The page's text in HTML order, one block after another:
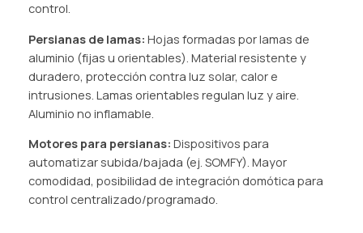
control.
Persianas de lamas: Hojas formadas por lamas de
aluminio (fijas u orientables). Material resistente y
duradero, protección contra luz solar, calor e
intrusiones. Lamas orientables regulan luz y aire.
Aluminio no inflamable.
Motores para persianas: Dispositivos para
automatizar subida/bajada (ej. SOMFY). Mayor
comodidad, posibilidad de integración domótica para
control centralizado/programado.